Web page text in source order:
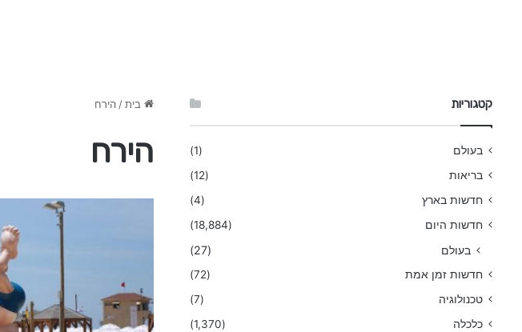
בית / הירח
הירח
קטגוריות
בעולם
(1)
בריאות
(12)
חדשות בארץ
(4)
חדשות היום
(18,884)
בעולם (27)
חדשות זמן אמת
(72)
טכנולוגיה
(7)
כלכלה
(1,370)